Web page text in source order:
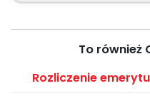
To również
Rozliczenie